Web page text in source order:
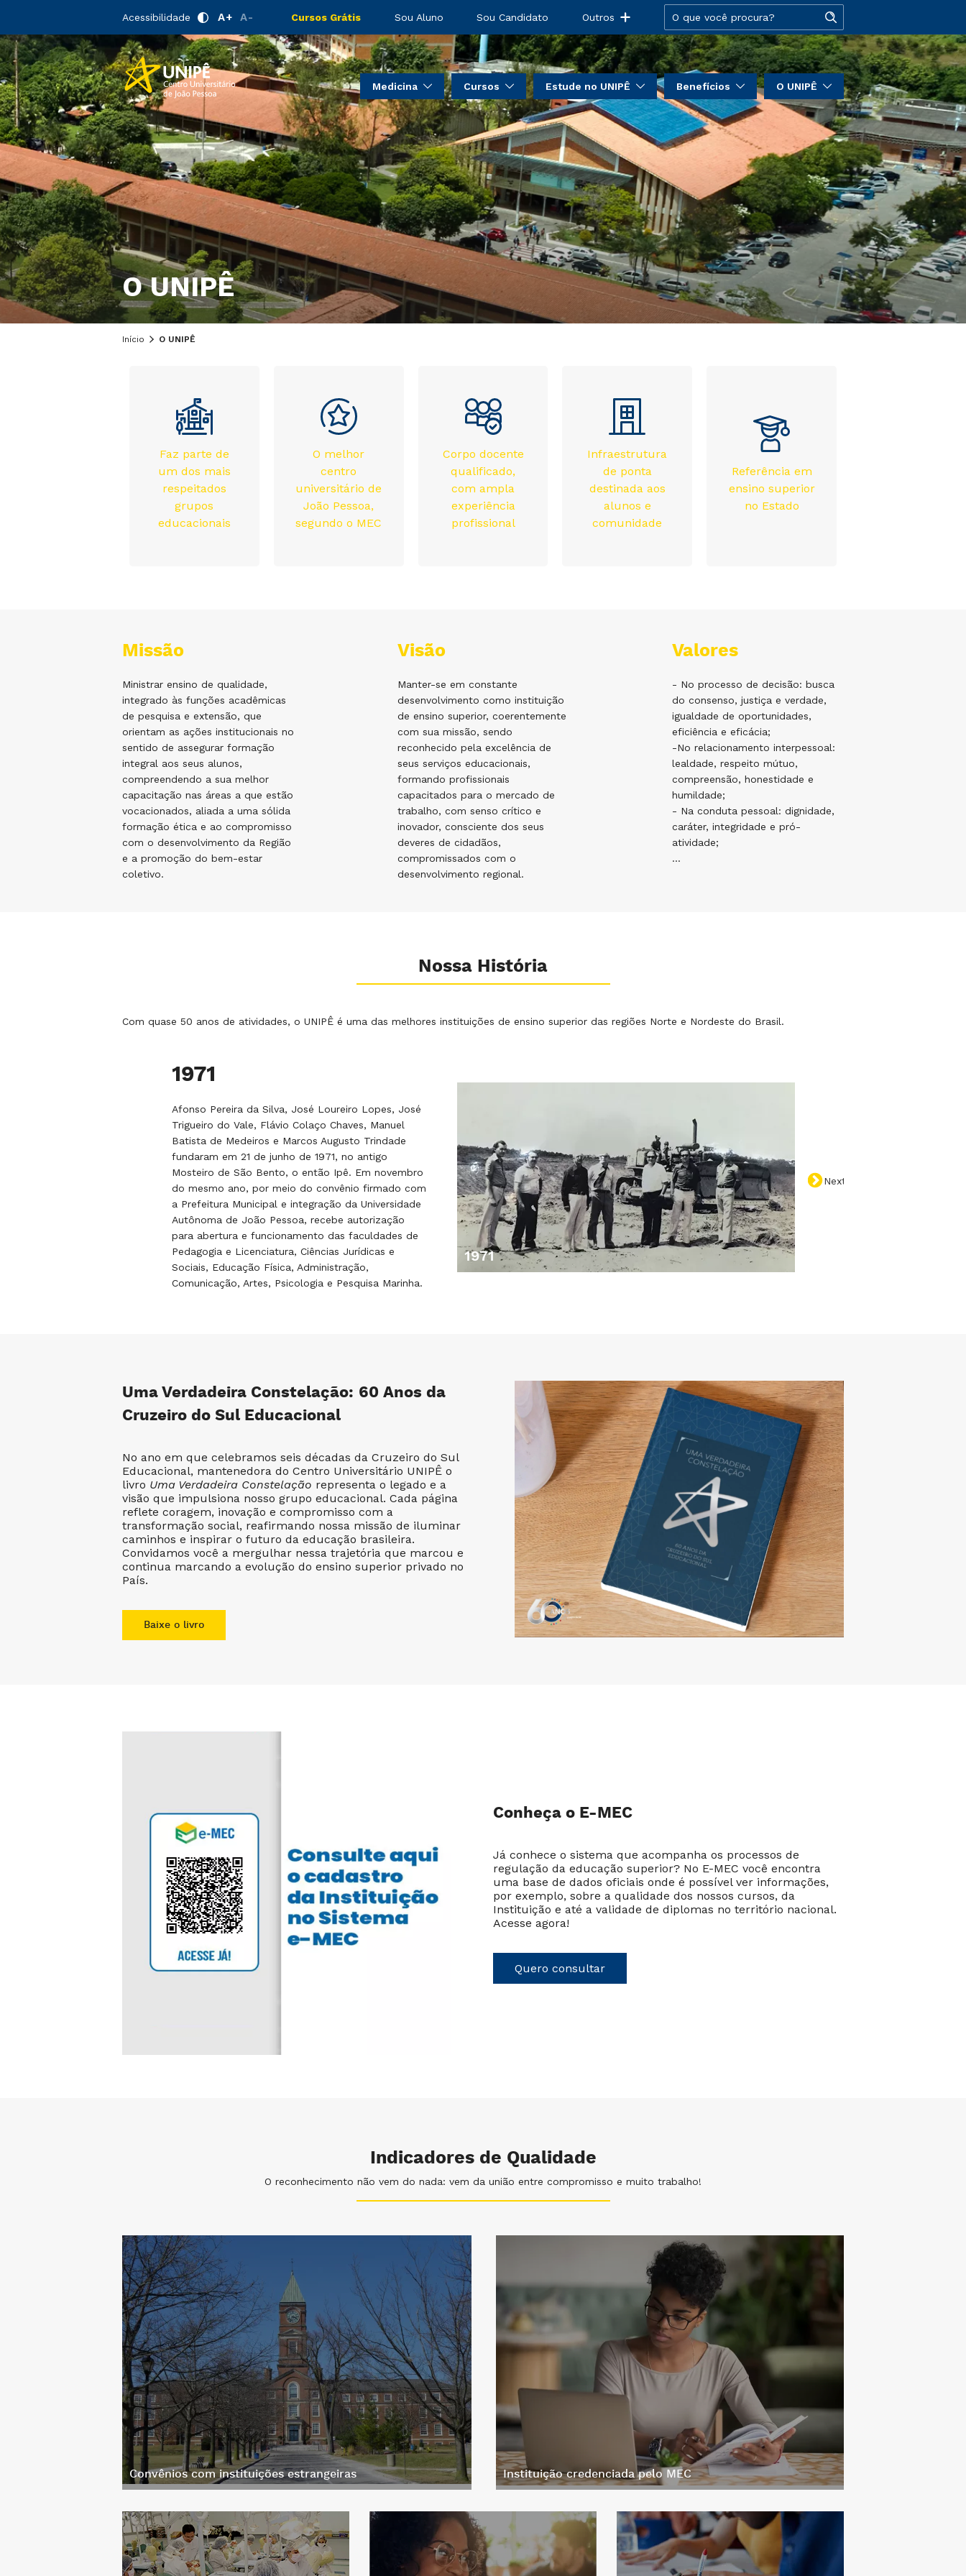
Acessibilidade A+ A- Cursos Grátis Sou Aluno Sou Candidato Outros
Medicina Cursos Estude no UNIPÊ Benefícios O UNIPÊ
O UNIPÊ
Início O UNIPÊ
Faz parte de
um dos mais
respeitados
grupos
educacionais
O melhor
centro
universitário de
João Pessoa,
segundo o MEC
Corpo docente
qualificado,
com ampla
experiência
profissional
Infraestrutura
de ponta
destinada aos
alunos e
comunidade
Referência em
ensino superior
no Estado
Missão
Ministrar ensino de qualidade,
integrado às funções acadêmicas
de pesquisa e extensão, que
orientam as ações institucionais no
sentido de assegurar formação
integral aos seus alunos,
compreendendo a sua melhor
capacitação nas áreas a que estão
vocacionados, aliada a uma sólida
formação ética e ao compromisso
com o desenvolvimento da Região
e a promoção do bem-estar
coletivo.
Visão
Manter-se em constante
desenvolvimento como instituição
de ensino superior, coerentemente
com sua missão, sendo
reconhecido pela excelência de
seus serviços educacionais,
formando profissionais
capacitados para o mercado de
trabalho, com senso crítico e
inovador, consciente dos seus
deveres de cidadãos,
compromissados com o
desenvolvimento regional.
Valores
- No processo de decisão: busca
do consenso, justiça e verdade,
igualdade de oportunidades,
eficiência e eficácia;
-No relacionamento interpessoal:
lealdade, respeito mútuo,
compreensão, honestidade e
humildade;
- Na conduta pessoal: dignidade,
caráter, integridade e pró-
atividade;
...
Nossa História
Com quase 50 anos de atividades, o UNIPÊ é uma das melhores instituições de ensino superior das regiões Norte e Nordeste do Brasil.
1971
Afonso Pereira da Silva, José Loureiro Lopes, José
Trigueiro do Vale, Flávio Colaço Chaves, Manuel
Batista de Medeiros e Marcos Augusto Trindade
fundaram em 21 de junho de 1971, no antigo
Mosteiro de São Bento, o então Ipê. Em novembro
do mesmo ano, por meio do convênio firmado com
a Prefeitura Municipal e integração da Universidade
Autônoma de João Pessoa, recebe autorização
para abertura e funcionamento das faculdades de
Pedagogia e Licenciatura, Ciências Jurídicas e
Sociais, Educação Física, Administração,
Comunicação, Artes, Psicologia e Pesquisa Marinha.
1971
Next
Uma Verdadeira Constelação: 60 Anos da
Cruzeiro do Sul Educacional
No ano em que celebramos seis décadas da Cruzeiro do Sul
Educacional, mantenedora do Centro Universitário UNIPÊ o
livro Uma Verdadeira Constelação representa o legado e a
visão que impulsiona nosso grupo educacional. Cada página
reflete coragem, inovação e compromisso com a
transformação social, reafirmando nossa missão de iluminar
caminhos e inspirar o futuro da educação brasileira.
Convidamos você a mergulhar nessa trajetória que marcou e
continua marcando a evolução do ensino superior privado no
País.
Baixe o livro
Conheça o E-MEC
Já conhece o sistema que acompanha os processos de
regulação da educação superior? No E-MEC você encontra
uma base de dados oficiais onde é possível ver informações,
por exemplo, sobre a qualidade dos nossos cursos, da
Instituição e até a validade de diplomas no território nacional.
Acesse agora!
Quero consultar
Indicadores de Qualidade
O reconhecimento não vem do nada: vem da união entre compromisso e muito trabalho!
Convênios com instituições estrangeiras Instituição credenciada pelo MEC